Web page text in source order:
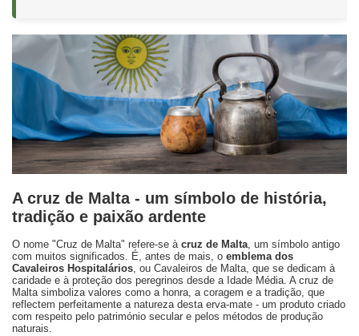
A cruz de Malta - um símbolo de história,
tradição e paixão ardente
O nome "Cruz de Malta" refere-se à cruz de Malta, um símbolo antigo
com muitos significados. É, antes de mais, o emblema dos
Cavaleiros Hospitalários, ou Cavaleiros de Malta, que se dedicam à
caridade e à proteção dos peregrinos desde a Idade Média. A cruz de
Malta simboliza valores como a honra, a coragem e a tradição, que
reflectem perfeitamente a natureza desta erva-mate - um produto criado
com respeito pelo património secular e pelos métodos de produção
naturais.